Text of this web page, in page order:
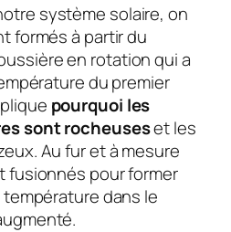
système solaire, on
formés à partir du
en rotation qui a
du premier
pourquoi les
sont rocheuseset les
Au fur et à mesure
fusionnés pour former
dans le